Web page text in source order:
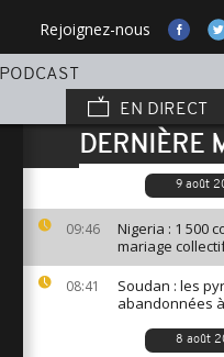
Rejoignez-nous
PODCAST
EN DIRECT
DERNIÈRE
9 août
09:46
Nigeria : 1 500
mariage
08:41
Soudan : les
abandonnées
8 août